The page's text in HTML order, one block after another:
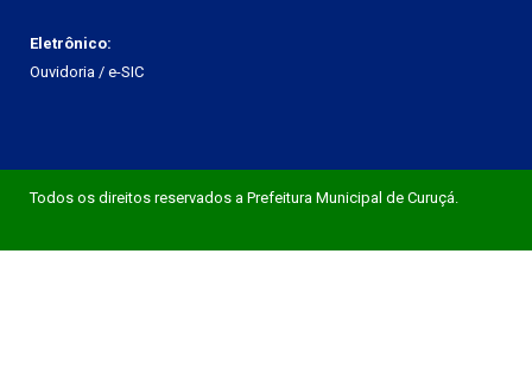
Eletrônico:
Ouvidoria / e-SIC
Todos os direitos reservados a Prefeitura Municipal de Curuçá.